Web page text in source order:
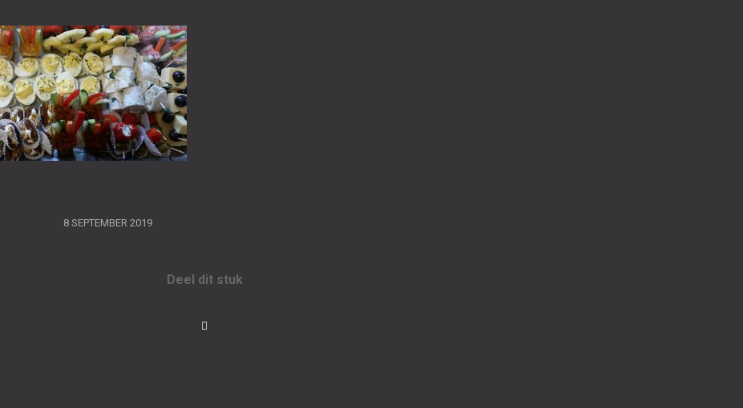
8 SEPTEMBER 2019
/
Deel dit stuk